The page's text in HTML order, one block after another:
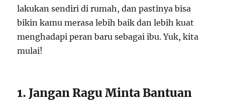
lakukan sendiri di rumah, dan pastinya bisa
bikin kamu merasa lebih baik dan lebih kuat
menghadapi peran baru sebagai ibu. Yuk, kita
mulai!
1. Jangan Ragu Minta Bantuan